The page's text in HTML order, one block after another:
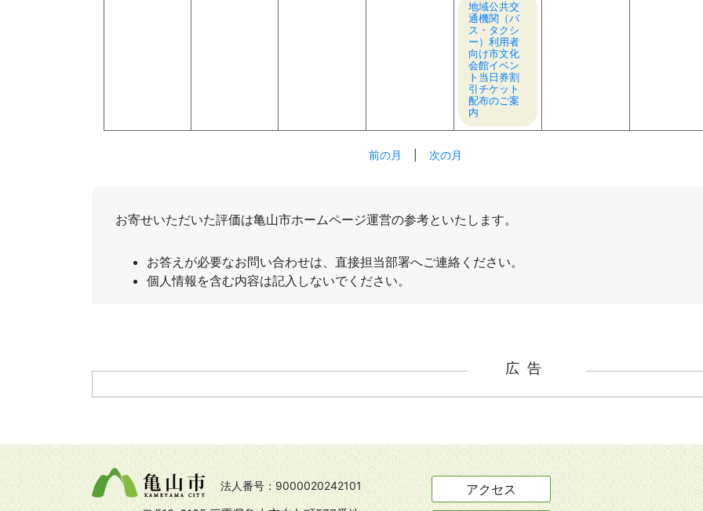
地域公共交
通機関（バ
ス・タクシ
ー）利用者
向け市文化
会館イベン
ト当日券割
引チケット
配布のご案
内
前の月 次の月
広告
法人番号：9000020242101 アクセス